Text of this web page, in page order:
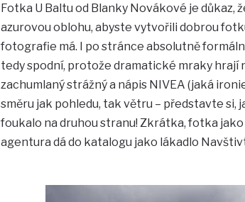
Fotka U Baltu od Blanky Novákové je
azurovou oblohu, abyste vytvořili dobrou
fotografie má. I po stránce absolutně
tedy spodní, protože dramatické mraky hrají
zachumlaný strážný a nápis NIVEA (jaká
směru jak pohledu, tak větru – představte si,
foukalo na druhou stranu! Zkrátka, fotka
agentura dá do katalogu jako lákadlo